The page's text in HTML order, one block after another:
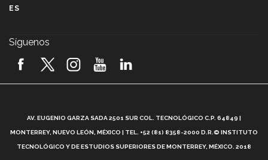
2026! (video)
¿Cómo es el Modelo Educativo Tec? (video)
ES
Síguenos
AV. EUGENIO GARZA SADA 2501 SUR COL. TECNOLÓGICO C.P. 64849 |
MONTERREY, NUEVO LEÓN, MÉXICO | TEL. +52 (81) 8358-2000 D.R.© INSTITUTO
TECNOLÓGICO Y DE ESTUDIOS SUPERIORES DE MONTERREY, MÉXICO. 2018